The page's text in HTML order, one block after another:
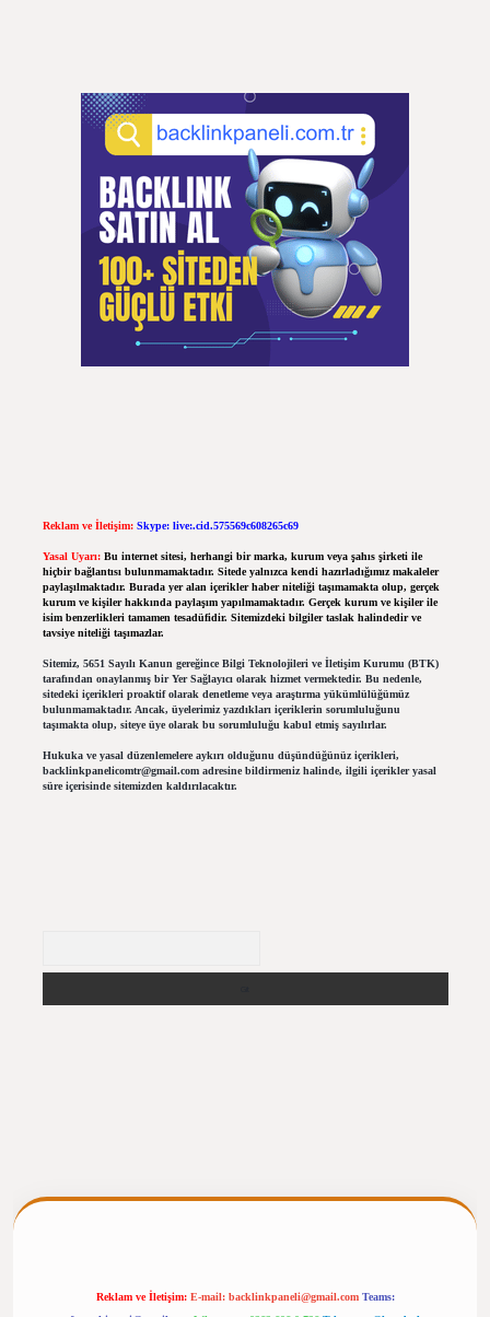
Reklam ve İletişim: Skype: live:.cid.575569c608265c69
Yasal Uyarı: Bu internet sitesi, herhangi bir marka, kurum veya şahıs şirketi ile
hiçbir bağlantısı bulunmamaktadır. Sitede yalnızca kendi hazırladığımız makaleler
paylaşılmaktadır. Burada yer alan içerikler haber niteliği taşımamakta olup, gerçek
kurum ve kişiler hakkında paylaşım yapılmamaktadır. Gerçek kurum ve kişiler ile
isim benzerlikleri tamamen tesadüfidir. Sitemizdeki bilgiler taslak halindedir ve
tavsiye niteliği taşımazlar.
Sitemiz, 5651 Sayılı Kanun gereğince Bilgi Teknolojileri ve İletişim Kurumu (BTK)
tarafından onaylanmış bir Yer Sağlayıcı olarak hizmet vermektedir. Bu nedenle,
sitedeki içerikleri proaktif olarak denetleme veya araştırma yükümlülüğümüz
bulunmamaktadır. Ancak, üyelerimiz yazdıkları içeriklerin sorumluluğunu
taşımakta olup, siteye üye olarak bu sorumluluğu kabul etmiş sayılırlar.
Hukuka ve yasal düzenlemelere aykırı olduğunu düşündüğünüz içerikleri,
backlinkpanelicomtr@gmail.comadresine bildirmeniz halinde, ilgili içerikler yasal
süre içerisinde sitemizden kaldırılacaktır.
Reklam ve İletişim: E-mail: backlinkpaneli@gmail.com Teams: